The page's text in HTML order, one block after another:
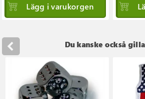
Lägg i varukorgen
Du kanske också